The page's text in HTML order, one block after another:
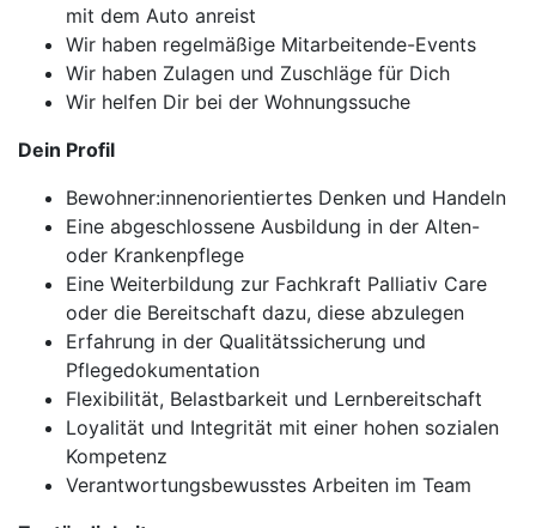
mit dem Auto anreist
Wir haben regelmäßige Mitarbeitende-Events
Wir haben Zulagen und Zuschläge für Dich
Wir helfen Dir bei der Wohnungssuche
Dein Profil
Bewohner:innenorientiertes Denken und Handeln
Eine abgeschlossene Ausbildung in der Alten-
oder Krankenpflege
Eine Weiterbildung zur Fachkraft Palliativ Care
oder die Bereitschaft dazu, diese abzulegen
Erfahrung in der Qualitätssicherung und
Pflegedokumentation
Flexibilität, Belastbarkeit und Lernbereitschaft
Loyalität und Integrität mit einer hohen sozialen
Kompetenz
Verantwortungsbewusstes Arbeiten im Team